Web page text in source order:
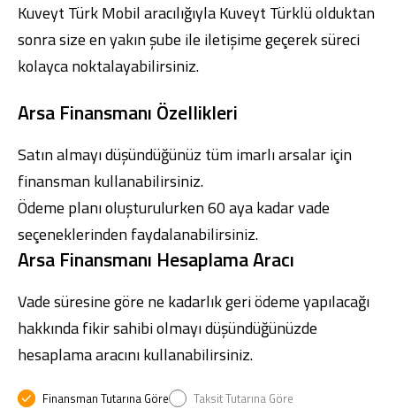
Dijital Bankacılık Hakkımızda Finans Portalı
Yatırımcı İlişkileri
Şube ve ATM’ler
İletişim
Ürün ve Hizmet Ücretleri
Englishالعربية
Kuveyt Türk Mobilaracılığıyla Kuveyt Türklü olduktan
sonra size en yakın şube ile iletişime geçerek süreci
kolayca noktalayabilirsiniz.
Arsa Finansmanı Özellikleri
Satın almayı düşündüğünüz tüm imarlı arsalar için
finansman kullanabilirsiniz.
Ödeme planı oluşturulurken 60 aya kadar vade
seçeneklerinden faydalanabilirsiniz.
Arsa Finansmanı Hesaplama Aracı
Vade süresine göre ne kadarlık geri ödeme yapılacağı
hakkında fikir sahibi olmayı düşündüğünüzde
hesaplama aracını kullanabilirsiniz.
Finansman Tutarına Göre Taksit Tutarına Göre